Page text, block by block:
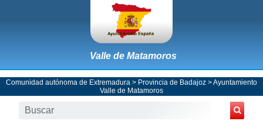
Valle de Matamoros
Comunidad autónoma de Extremadura > Provincia de Badajoz >Ayuntamiento
Valle de Matamoros